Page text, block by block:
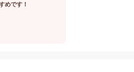
めです！